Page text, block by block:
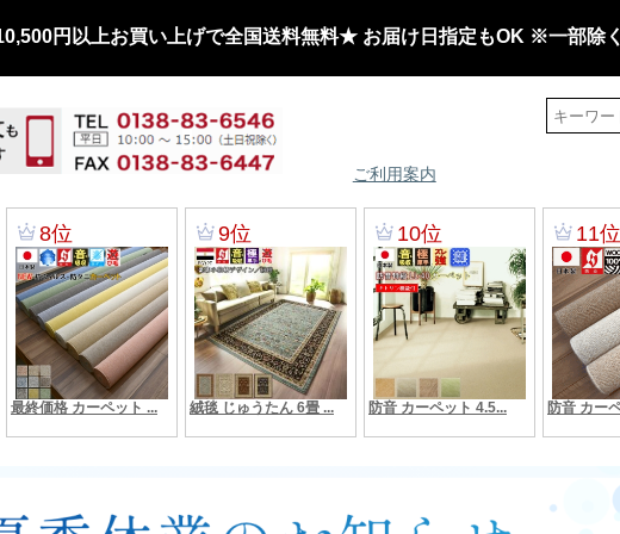
円以上お買い上げで全国送料無料★ お届け日指定もOK ※一部除く
ご利用案内